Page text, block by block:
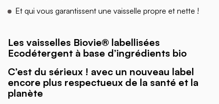
Et qui vous garantissent une vaisselle propre et nette !
Les vaisselles Biovie® labellisées
Ecodétergent à base d’ingrédients bio
C’est du sérieux ! avec un nouveau label
encore plus respectueux de la santé et la
planète